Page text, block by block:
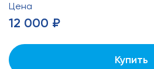
Цена
12 000 ₽
Купить